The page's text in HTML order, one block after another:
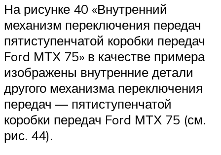
На рисунке 40 «Внутренний
механизм переключения передач
пятиступенчатой коробки передач
Ford МТХ 75» в качестве примера
изобра­жены внутренние детали
другого механизма пе­реключения
передач — пятиступенчатой
коробки передач Ford МТХ 75 (см.
рис. 44).